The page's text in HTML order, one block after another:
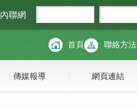
內聯網
首頁 聯絡方法
傳媒報導 網頁連結